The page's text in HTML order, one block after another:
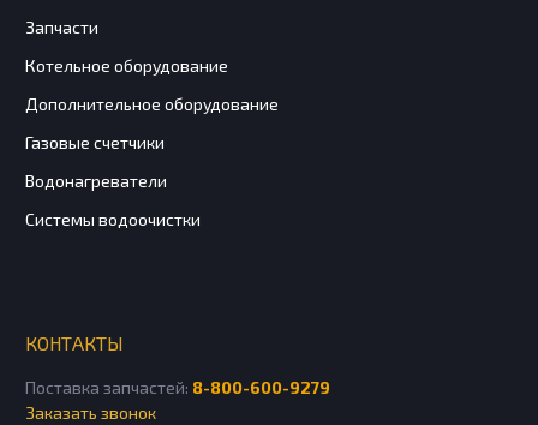
Запчасти
Котельное оборудование
Дополнительное оборудование
Газовые счетчики
Водонагреватели
Системы водоочистки
КОНТАКТЫ
Поставка запчастей: 8-800-600-9279
Заказать звонок